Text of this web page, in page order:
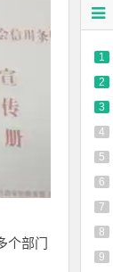
个部门
1
2
3
4
5
6
7
8
9